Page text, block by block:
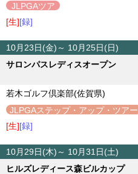
JLPGAツア
ー
[生][録]
10月23日(金)～ 10月25日(日)
サロンパスレディスオープン
若木ゴルフ倶楽部(佐賀県)
JLPGAステップ・アップ・ツアー
[生][録]
10月29日(木)～ 10月31日(土)
ヒルズレディース森ビルカップ